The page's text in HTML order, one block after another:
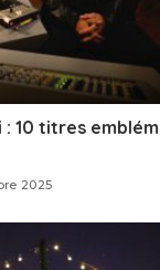
10 titres
2025